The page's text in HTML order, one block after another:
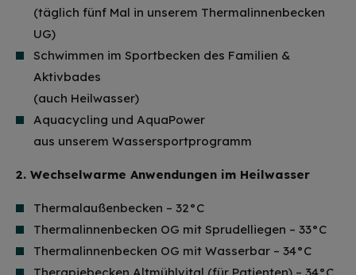
(täglich fünf Mal in unserem Thermalinnenbecken
UG)
Schwimmen im Sportbecken des Familien &
Aktivbades
(auch Heilwasser)
Aquacycling und AquaPower
aus unserem Wassersportprogramm
2. Wechselwarme Anwendungen im Heilwasser
Thermalaußenbecken – 32°C
Thermalinnenbecken OG mit Sprudelliegen – 33°C
Thermalinnenbecken OG mit Wasserbar – 34°C